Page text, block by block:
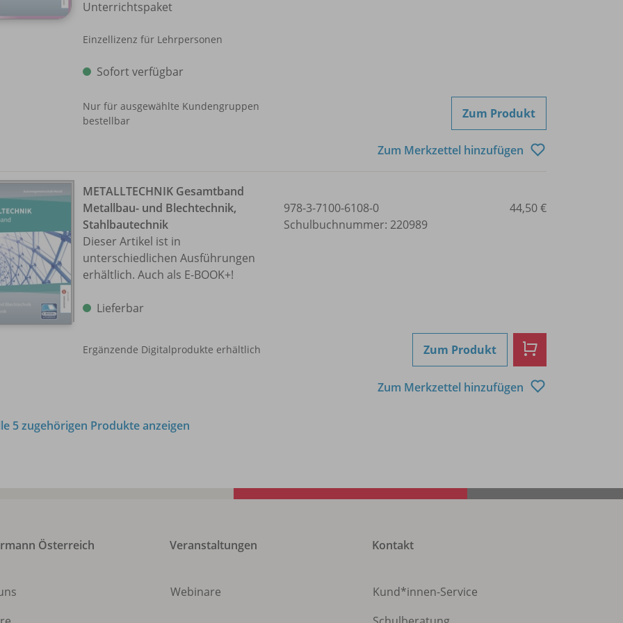
Unterrichtspaket
Einzellizenz für Lehrpersonen
Sofort verfügbar
Nur für ausgewählte Kundengruppen
bestellbar
Zum Produkt
Zum Merkzettel hinzufügen
METALLTECHNIK Gesamtband
Metallbau- und Blechtechnik,
Stahlbautechnik
Dieser Artikel ist in
unterschiedlichen Ausführungen
erhältlich. Auch als E-BOOK+!
Lieferbar
Ergänzende Digitalprodukte erhältlich
978-3-7100-6108-0
Schulbuchnummer: 220989
44,50 €
Zum Produkt
Zum Merkzettel hinzufügen
5 zugehörigen Produkte anzeigen
Österreich Veranstaltungen
Webinare
Kontakt
Kund*innen-Service